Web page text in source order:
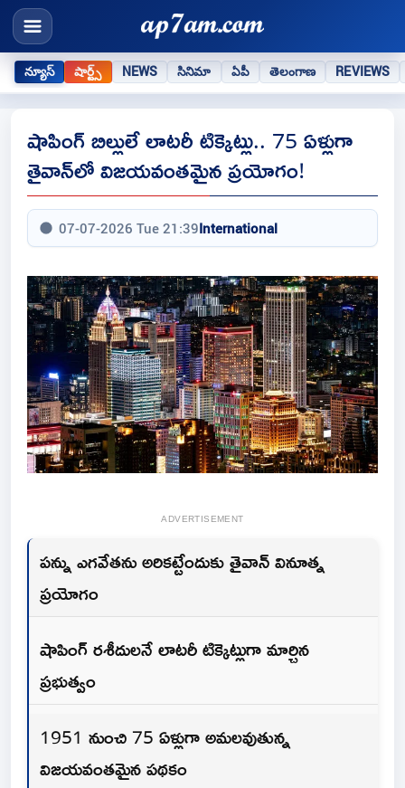
న్యూస్ షార్ట్స్ NEWS సినిమా ఏపీ తెలంగాణ REVIEWS
షాపింగ్ బిల్లులే లాటరీ టిక్కెట్లు.. 75 ఏళ్లుగా
తైవాన్‌లో విజయవంతమైన ప్రయోగం!
07-07-2026 Tue 21:39International
ADVERTISEMENT
పన్ను ఎగవేతను అరికట్టేందుకు తైవాన్ వినూత్న
ప్రయోగం
షాపింగ్ రశీదులనే లాటరీ టిక్కెట్లుగా మార్చిన
ప్రభుత్వం
1951 నుంచి 75 ఏళ్లుగా అమలవుతున్న
విజయవంతమైన పథకం